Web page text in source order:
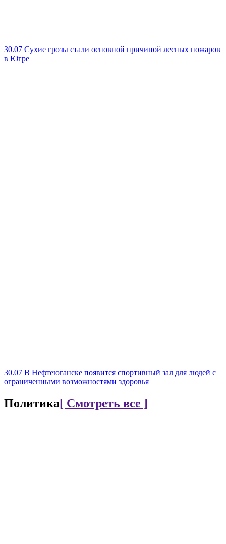
30.07 Сухие грозы стали основной причиной лесных пожаров
в Югре
30.07 В Нефтеюганске появится спортивный зал для людей с
ограниченными возможностями здоровья
Политика[ Смотреть все ]